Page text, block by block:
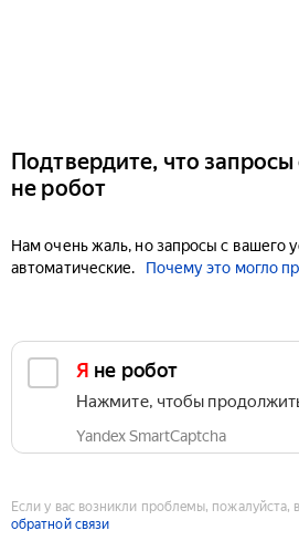
Подтвердите, что
не робот
Нам очень жаль, но запросы с вашего
автоматические.
Почему это могло
Я не робот
Нажмите, чтобы
Yandex SmartCaptcha
Если у вас возникли проблемы, пожалуйста,
обратной связи